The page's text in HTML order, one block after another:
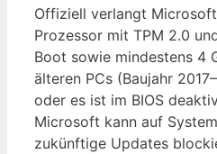
Offiziell verlangt
Prozessor mit TPM 2.0
Boot sowie mindestens 4
älteren PCs (Baujahr
oder es ist im BIOS
Microsoft kann auf
zukünftige Updates